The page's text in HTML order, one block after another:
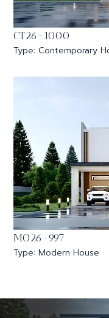
CT26-1000
Type: Contemporary
MO26-997
Type: Modern House